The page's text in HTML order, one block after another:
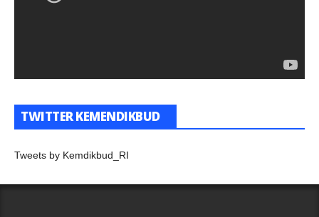
TWITTER KEMENDIKBUD
Tweets by Kemdikbud_RI